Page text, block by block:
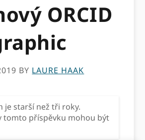
ORCID
BY LAURE HAAK
je starší než tři roky.
tomto příspěvku mohou být